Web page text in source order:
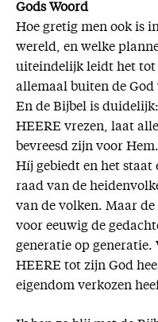
Gods Woord
Hoe gretig men ook is
wereld, en welke
uiteindelijk leidt het tot
allemaal buiten de God
En de Bijbel is
HEERE vrezen, laat
bevreesd zijn voor
Híj gebiedt en het staat
raad van de
van de volken. Maar
voor eeuwig de
generatie op generatie.
HEERE tot zijn God
eigendom verkozen